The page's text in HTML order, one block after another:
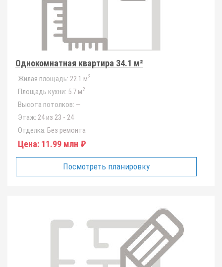
Однокомнатная квартира 34.1 м²
Жилая площадь: 22.1 м2
Площадь кухни: 5.7 м2
Высота потолков: —
Этаж: 24 из 23 - 24
Отделка: Без ремонта
Цена: 11.99 млн ₽
Посмотреть планировку